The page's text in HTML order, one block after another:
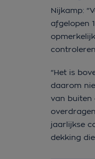
Nijkamp:
afgelopen
“Het is
daarom
van buiten
jaarlijkse
dekking